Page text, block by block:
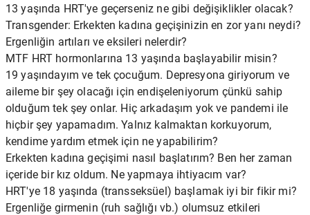
13 yaşında HRT'ye geçerseniz ne gibi değişiklikler olacak?
Transgender: Erkekten kadına geçişinizin en zor yanı neydi?
Ergenliğin artıları ve eksileri nelerdir?
MTF HRT hormonlarına 13 yaşında başlayabilir misin?
19 yaşındayım ve tek çocuğum. Depresyona giriyorum ve
aileme bir şey olacağı için endişeleniyorum çünkü sahip
olduğum tek şey onlar. Hiç arkadaşım yok ve pandemi ile
hiçbir şey yapamadım. Yalnız kalmaktan korkuyorum,
kendime yardım etmek için ne yapabilirim?
Erkekten kadına geçişimi nasıl başlatırım? Ben her zaman
içeride bir kız oldum. Ne yapmaya ihtiyacım var?
HRT'ye 18 yaşında (transseksüel) başlamak iyi bir fikir mi?
Ergenliğe girmenin (ruh sağlığı vb.) olumsuz etkileri